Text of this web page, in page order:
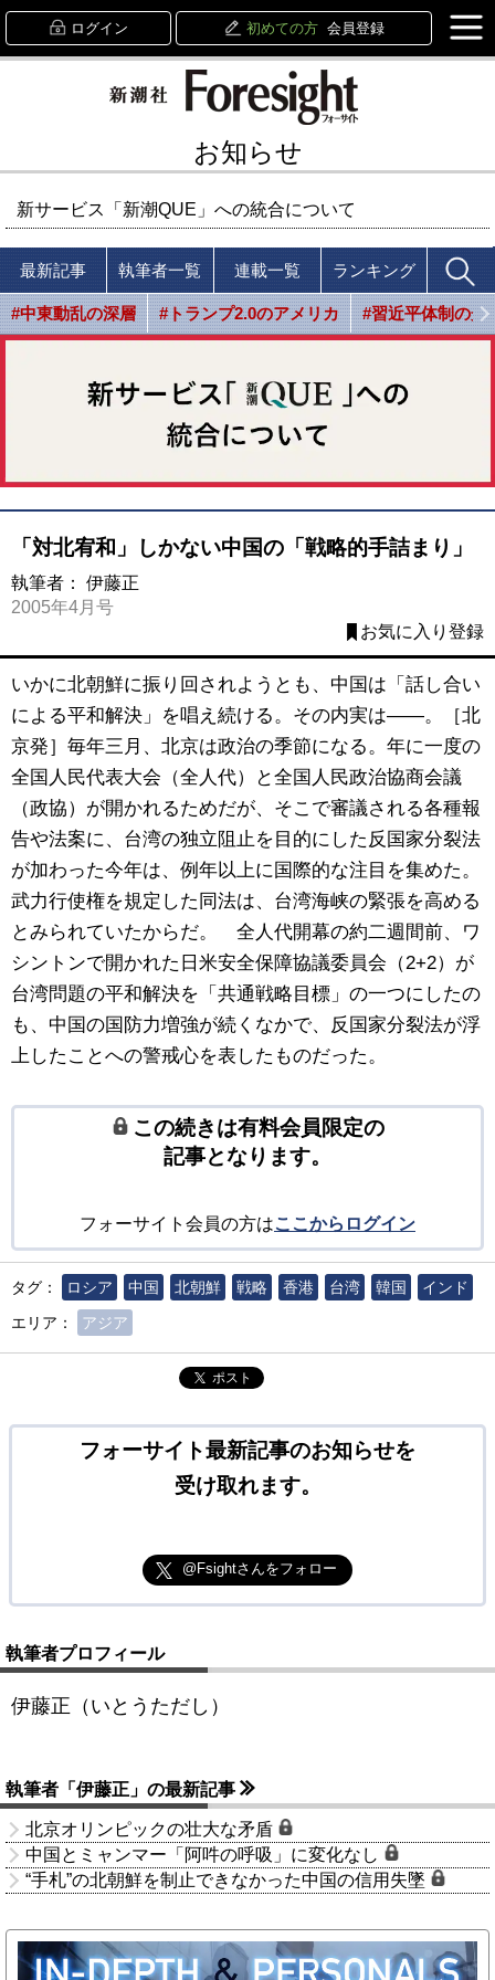
ログイン 初めての方 会員登録
お知らせ
新サービス「新潮QUE」への統合について
最新記事 執筆者一覧 連載一覧 ランキング
#中東動乱の深層 #トランプ2.0のアメリカ #習近平体制の光
「対北宥和」しかない中国の「戦略的手詰まり」
執筆者： 伊藤正
2005年4月号
お気に入り登録
いかに北朝鮮に振り回されようとも、中国は「話し合い
による平和解決」を唱え続ける。その内実は――。［北
京発］毎年三月、北京は政治の季節になる。年に一度の
全国人民代表大会（全人代）と全国人民政治協商会議
（政協）が開かれるためだが、そこで審議される各種報
告や法案に、台湾の独立阻止を目的にした反国家分裂法
が加わった今年は、例年以上に国際的な注目を集めた。
武力行使権を規定した同法は、台湾海峡の緊張を高める
とみられていたからだ。 全人代開幕の約二週間前、ワ
シントンで開かれた日米安全保障協議委員会（2+2）が
台湾問題の平和解決を「共通戦略目標」の一つにしたの
も、中国の国防力増強が続くなかで、反国家分裂法が浮
上したことへの警戒心を表したものだった。
この続きは有料会員限定の
記事となります。
フォーサイト会員の方はここからログイン
タグ： ロシア 中国 北朝鮮 戦略 香港 台湾 韓国
インド
エリア：
アジア
ポスト
フォーサイト最新記事のお知らせを
受け取れます。
@Fsightさんをフォロー
執筆者プロフィール
伊藤正（いとうただし）
執筆者「伊藤正」の最新記事
北京オリンピックの壮大な矛盾
中国とミャンマー「阿吽の呼吸」に変化なし
“手札”の北朝鮮を制止できなかった中国の信用失墜